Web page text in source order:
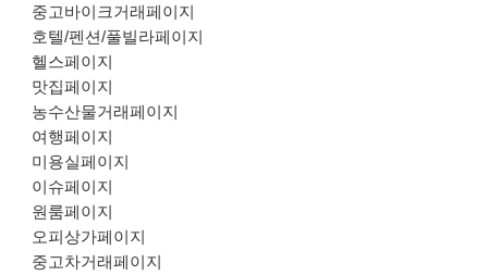
중고바이크거래페이지
호텔/펜션/풀빌라페이지
헬스페이지
맛집페이지
농수산물거래페이지
여행페이지
미용실페이지
이슈페이지
원룸페이지
오피상가페이지
중고차거래페이지